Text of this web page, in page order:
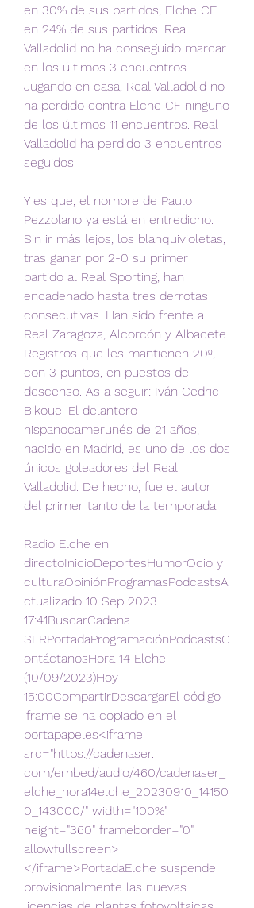
en 30% de sus partidos, Elche CF
en 24% de sus partidos. Real
Valladolid no ha conseguido marcar
en los últimos 3 encuentros.
Jugando en casa, Real Valladolid no
ha perdido contra Elche CF ninguno
de los últimos 11 encuentros. Real
Valladolid ha perdido 3 encuentros
seguidos.
Y es que, el nombre de Paulo
Pezzolano ya está en entredicho.
Sin ir más lejos, los blanquivioletas,
tras ganar por 2-0 su primer
partido al Real Sporting, han
encadenado hasta tres derrotas
consecutivas. Han sido frente a
Real Zaragoza, Alcorcón y Albacete.
Registros que les mantienen 20º,
con 3 puntos, en puestos de
descenso. As a seguir: Iván Cedric
Bikoue. El delantero
hispanocamerunés de 21 años,
nacido en Madrid, es uno de los dos
únicos goleadores del Real
Valladolid. De hecho, fue el autor
del primer tanto de la temporada.
Radio Elche en
directoInicioDeportesHumorOcio y
culturaOpiniónProgramasPodcastsA
ctualizado 10 Sep 2023
17:41BuscarCadena
SERPortadaProgramaciónPodcastsC
ontáctanosHora 14 Elche
(10/09/2023)Hoy
15:00CompartirDescargarEl código
iframe se ha copiado en el
portapapeles<iframe
src="https://cadenaser.
com/embed/audio/460/cadenaser_
elche_hora14elche_20230910_14150
0_143000/" width="100%"
height="360" frameborder="0"
allowfullscreen>
</iframe>PortadaElche suspende
provisionalmente las nuevas